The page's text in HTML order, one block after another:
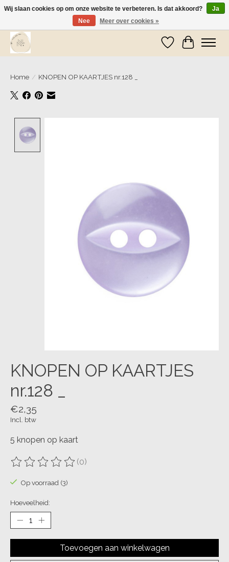
Wij zijn op vakantie! Vanaf zaterdag 9 mei worden er weer pakketjes verzonden
Verlanglijst
Home / KNOPEN OP KAARTJES nr.128 _
KNOPEN OP KAARTJES
nr.128 _
€2,35
Incl. btw
5 knopen op kaart
De beoordeling van dit product is
(0)
Op voorraad (3)
Hoeveelheid:
Toevoegen aan winkelwagen
Wij slaan cookies op om onze website te verbeteren. Is dat akkoord?
Ja
Nee
Meer over cookies »